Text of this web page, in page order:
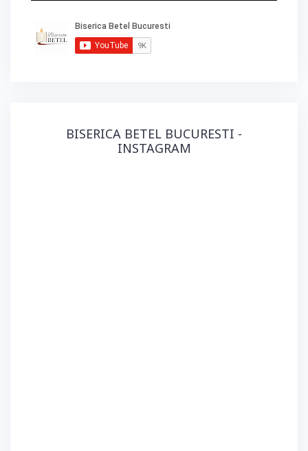
BISERICA BETEL BUCURESTI -
INSTAGRAM